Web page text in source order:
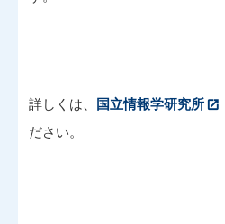
詳しくは、 国立情報学研究所
ださい。